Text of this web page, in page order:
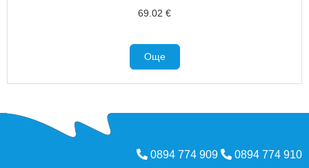
69.02 €
Още
0894 774 909 0894 774 910